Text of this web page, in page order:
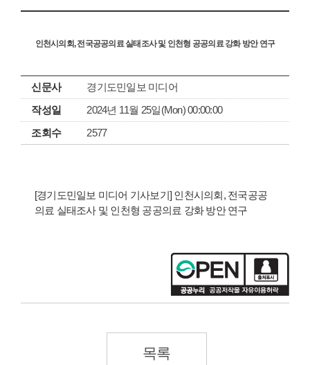
인천시의회, 전국공공의료 실태조사 및 인천형 공공의료 강화 방안 연구
신문사
경기도민일보 미디어
작성일
2024년 11월 25일(Mon) 00:00:00
조회수
2577
[경기도민일보 미디어 기사보기] 인천시의회, 전국공공
의료 실태조사 및 인천형 공공의료 강화 방안 연구
목록